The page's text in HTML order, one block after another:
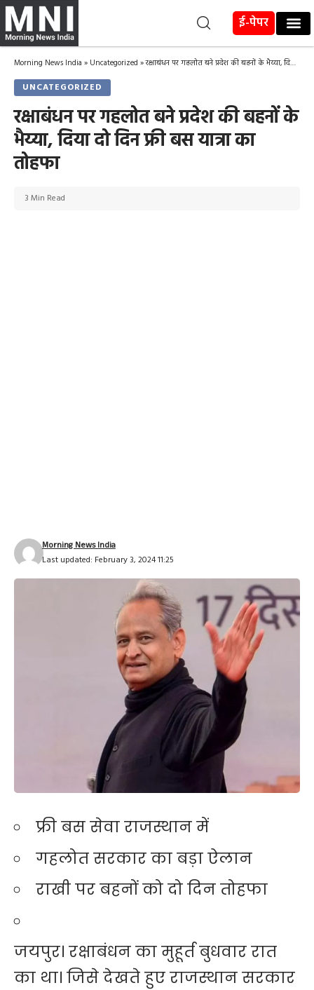
ई-पेपर
Morning News India » Uncategorized »रक्षाबंधन पर गहलोत बने प्रदेश की बहनों के भैय्या, दिया दो दिन फ्री बस यात्रा का तोहफा
UNCATEGORIZED
रक्षाबंधन पर गहलोत बने प्रदेश की बहनों के
भैय्या, दिया दो दिन फ्री बस यात्रा का
तोहफा
Last updated: February 3, 2024 11:25
Morning News India
3 Min Read
फ्री बस सेवा राजस्थान में
गहलोत सरकार का बड़ा ऐलान
राखी पर बहनों को दो दिन तोहफा
जयपुर। रक्षाबंधन का मुहूर्त बुधवार रात
का था। जिसे देखते हुए राजस्थान सरकार